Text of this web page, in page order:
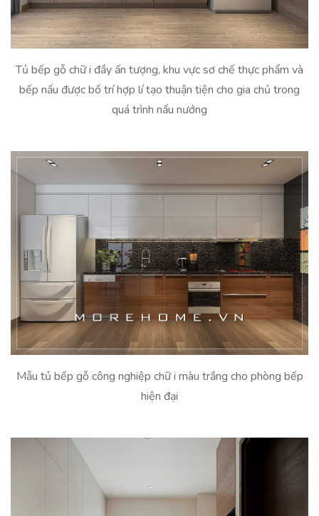
Tủ bếp gỗ chữ i đầy ấn tượng, khu vực sơ chế thực phẩm và
bếp nấu được bố trí hợp lí tạo thuận tiện cho gia chủ trong
quá trình nấu nướng
Mẫu tủ bếp gỗ công nghiệp chữ i màu trắng cho phòng bếp
hiện đại